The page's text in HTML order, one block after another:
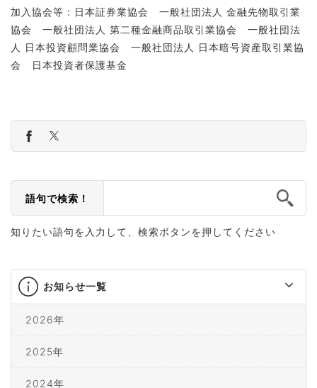
加入協会等：日本証券業協会 一般社団法人 金融先物取引業
協会 一般社団法人 第二種金融商品取引業協会 一般社団法
人 日本投資顧問業協会 一般社団法人 日本暗号資産取引業協
会 日本投資者保護基金
語句で検索！
知りたい語句を入力して、検索ボタンを押してください
お知らせ一覧
2026年
2025年
2024年